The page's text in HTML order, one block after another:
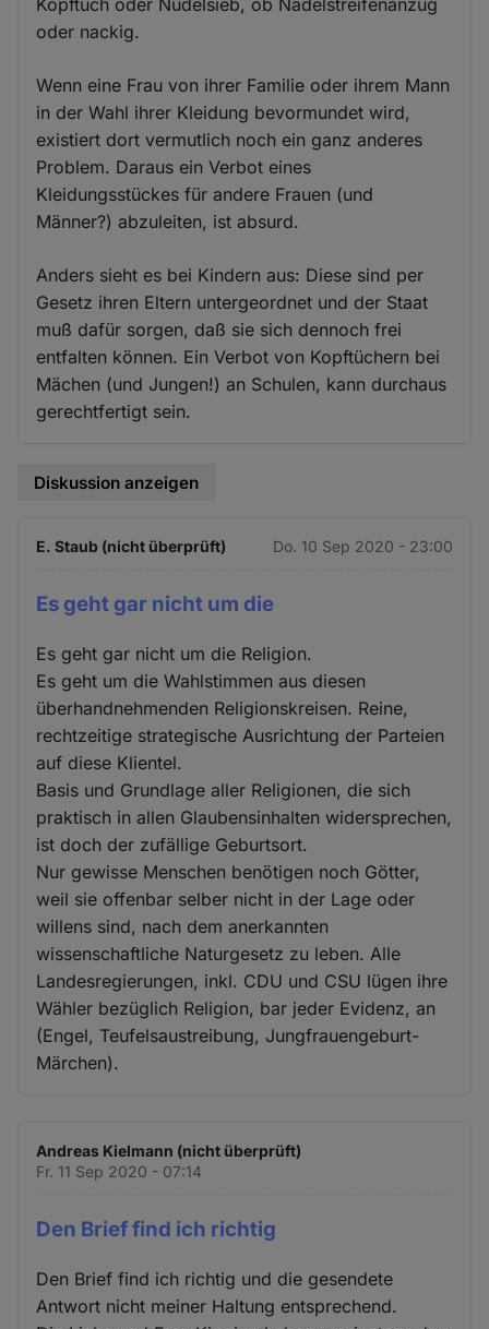
oder nackig.
Wenn eine Frau von ihrer Familie oder ihrem Mann
in der Wahl ihrer Kleidung bevormundet wird,
existiert dort vermutlich noch ein ganz anderes
Problem. Daraus ein Verbot eines
Kleidungsstückes für andere Frauen (und
Männer?) abzuleiten, ist absurd.
Anders sieht es bei Kindern aus: Diese sind per
Gesetz ihren Eltern untergeordnet und der Staat
muß dafür sorgen, daß sie sich dennoch frei
entfalten können. Ein Verbot von Kopftüchern bei
Mächen (und Jungen!) an Schulen, kann durchaus
gerechtfertigt sein.
Diskussion anzeigen
E. Staub (nicht überprüft) Do. 10 Sep 2020 - 23:00
Es geht gar nicht um die
Es geht gar nicht um die Religion.
Es geht um die Wahlstimmen aus diesen
überhandnehmenden Religionskreisen. Reine,
rechtzeitige strategische Ausrichtung der Parteien
auf diese Klientel.
Basis und Grundlage aller Religionen, die sich
praktisch in allen Glaubensinhalten widersprechen,
ist doch der zufällige Geburtsort.
Nur gewisse Menschen benötigen noch Götter,
weil sie offenbar selber nicht in der Lage oder
willens sind, nach dem anerkannten
wissenschaftliche Naturgesetz zu leben. Alle
Landesregierungen, inkl. CDU und CSU lügen ihre
Wähler bezüglich Religion, bar jeder Evidenz, an
(Engel, Teufelsaustreibung, Jungfrauengeburt-
Märchen).
Andreas Kielmann (nicht überprüft)
Fr. 11 Sep 2020 - 07:14
Den Brief find ich richtig
Den Brief find ich richtig und die gesendete
Antwort nicht meiner Haltung entsprechend.